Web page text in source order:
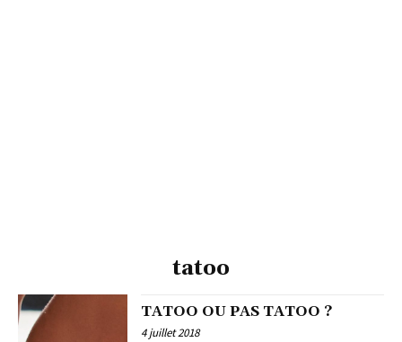
tatoo
TATOO OU PAS TATOO ?
4 juillet 2018